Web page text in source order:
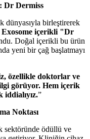
Dr Dermiss
dünyasıyla birleştirerek
içerikli "Dr
Doğal içerikli bu ürün
yeni bir çağ başlatmayı
özellikle doktorlar ve
görüyor. Hem içerik
iddialıyız.”
Noktası
sektöründe ödüllü ve